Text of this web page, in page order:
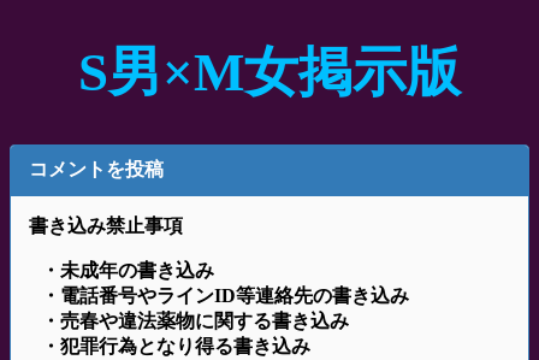
S男×M女掲示版
コメントを投稿
書き込み禁止事項
・未成年の書き込み
・電話番号やラインID等連絡先の書き込み
・売春や違法薬物に関する書き込み
・犯罪行為となり得る書き込み